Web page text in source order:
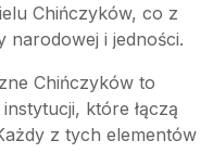
Chińczyków, co z
narodowej i jedności.
Chińczyków to
które łączą
z tych elementów